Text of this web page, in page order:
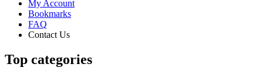
My Account
Bookmarks
FAQ
Contact Us
Top categories